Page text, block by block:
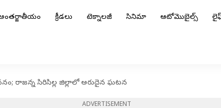
క్రీడలు టెక్నాలజీ సినిమా ఆటోమొబైల్స్
రాజన్న సిరిసిల్ల జిల్లాలో అరుదైన ఘటన
ADVERTISEMENT